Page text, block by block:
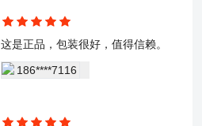
这是正品，包装很好，值得信赖。